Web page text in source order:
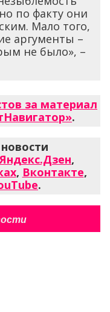
по факту они
Мало того,
аргументы –
не было», –
за материал
.
Яндекс.Дзен,
, Вконтакте,
.